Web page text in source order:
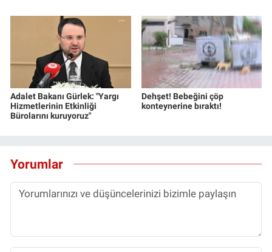
Adalet Bakanı Gürlek: "Yargı
Hizmetlerinin Etkinliği
Bürolarını kuruyoruz"
Dehşet! Bebeğini çöp
konteynerine bıraktı!
Yorumlar